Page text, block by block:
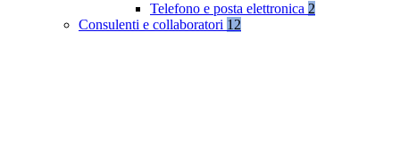
Telefono e posta elettronica 2
Consulenti e collaboratori 12